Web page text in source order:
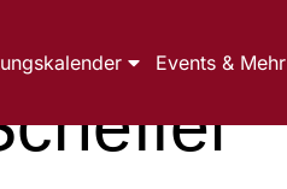
Events & Mehr